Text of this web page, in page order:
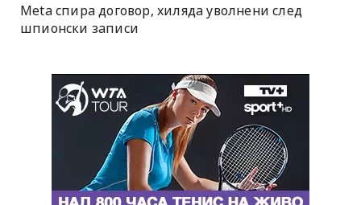
Meta спира договор, хиляда уволнени след
шпионски записи